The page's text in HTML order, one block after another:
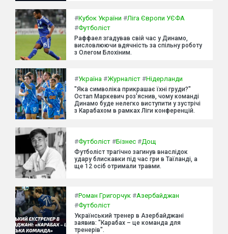
#Кубок України #Ліга Європи УЄФА
#Футболіст
Раффаел згадував свій час у Динамо,
висловлюючи вдячність за спільну роботу
з Олегом Блохіним.
#Україна #Журналіст #Нідерланди
"Яка символіка прикрашає їхні груди?"
Остап Маркевич роз'яснив, чому команді
Динамо буде нелегко виступити у зустрічі
з Карабахом в рамках Ліги конференцій.
#Футболіст #Бізнес #Дощ
Футболіст трагічно загинув внаслідок
удару блискавки під час гри в Таїланді, а
ще 12 осіб отримали травми.
#Роман Григорчук #Азербайджан
#Футболіст
Український тренер в Азербайджані
заявив: "Карабах – це команда для
тренерів".